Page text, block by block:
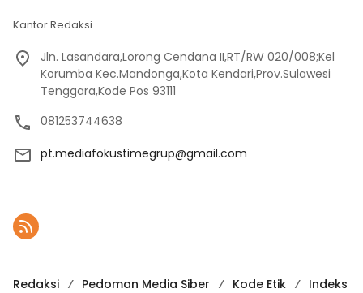
Kantor Redaksi
Jln. Lasandara,Lorong Cendana II,RT/RW 020/008;Kel
Korumba Kec.Mandonga,Kota Kendari,Prov.Sulawesi
Tenggara,Kode Pos 93111
081253744638
pt.mediafokustimegrup@gmail.com
Redaksi Pedoman Media Siber Kode Etik
Indeks